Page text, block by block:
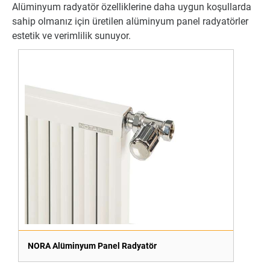
Alüminyum radyatör özelliklerine daha uygun koşullarda
sahip olmanız için üretilen alüminyum panel radyatörler
estetik ve verimlilik sunuyor.
NORA Alüminyum Panel Radyatör